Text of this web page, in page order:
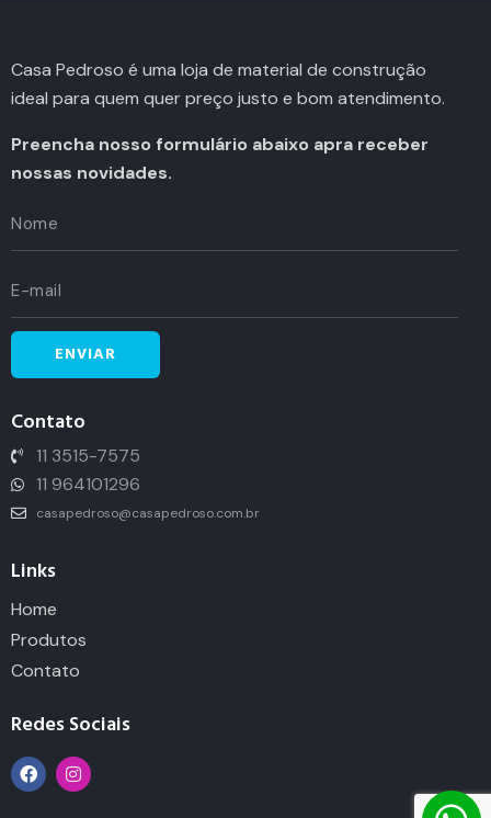
Casa Pedroso é uma loja de material de construção
ideal para quem quer preço justo e bom atendimento.
Preencha nosso formulário abaixo apra receber
nossas novidades.
Contato
11 3515-7575
11 964101296
casapedroso@casapedroso.com.br
Links
Home
Produtos
Contato
Redes Sociais